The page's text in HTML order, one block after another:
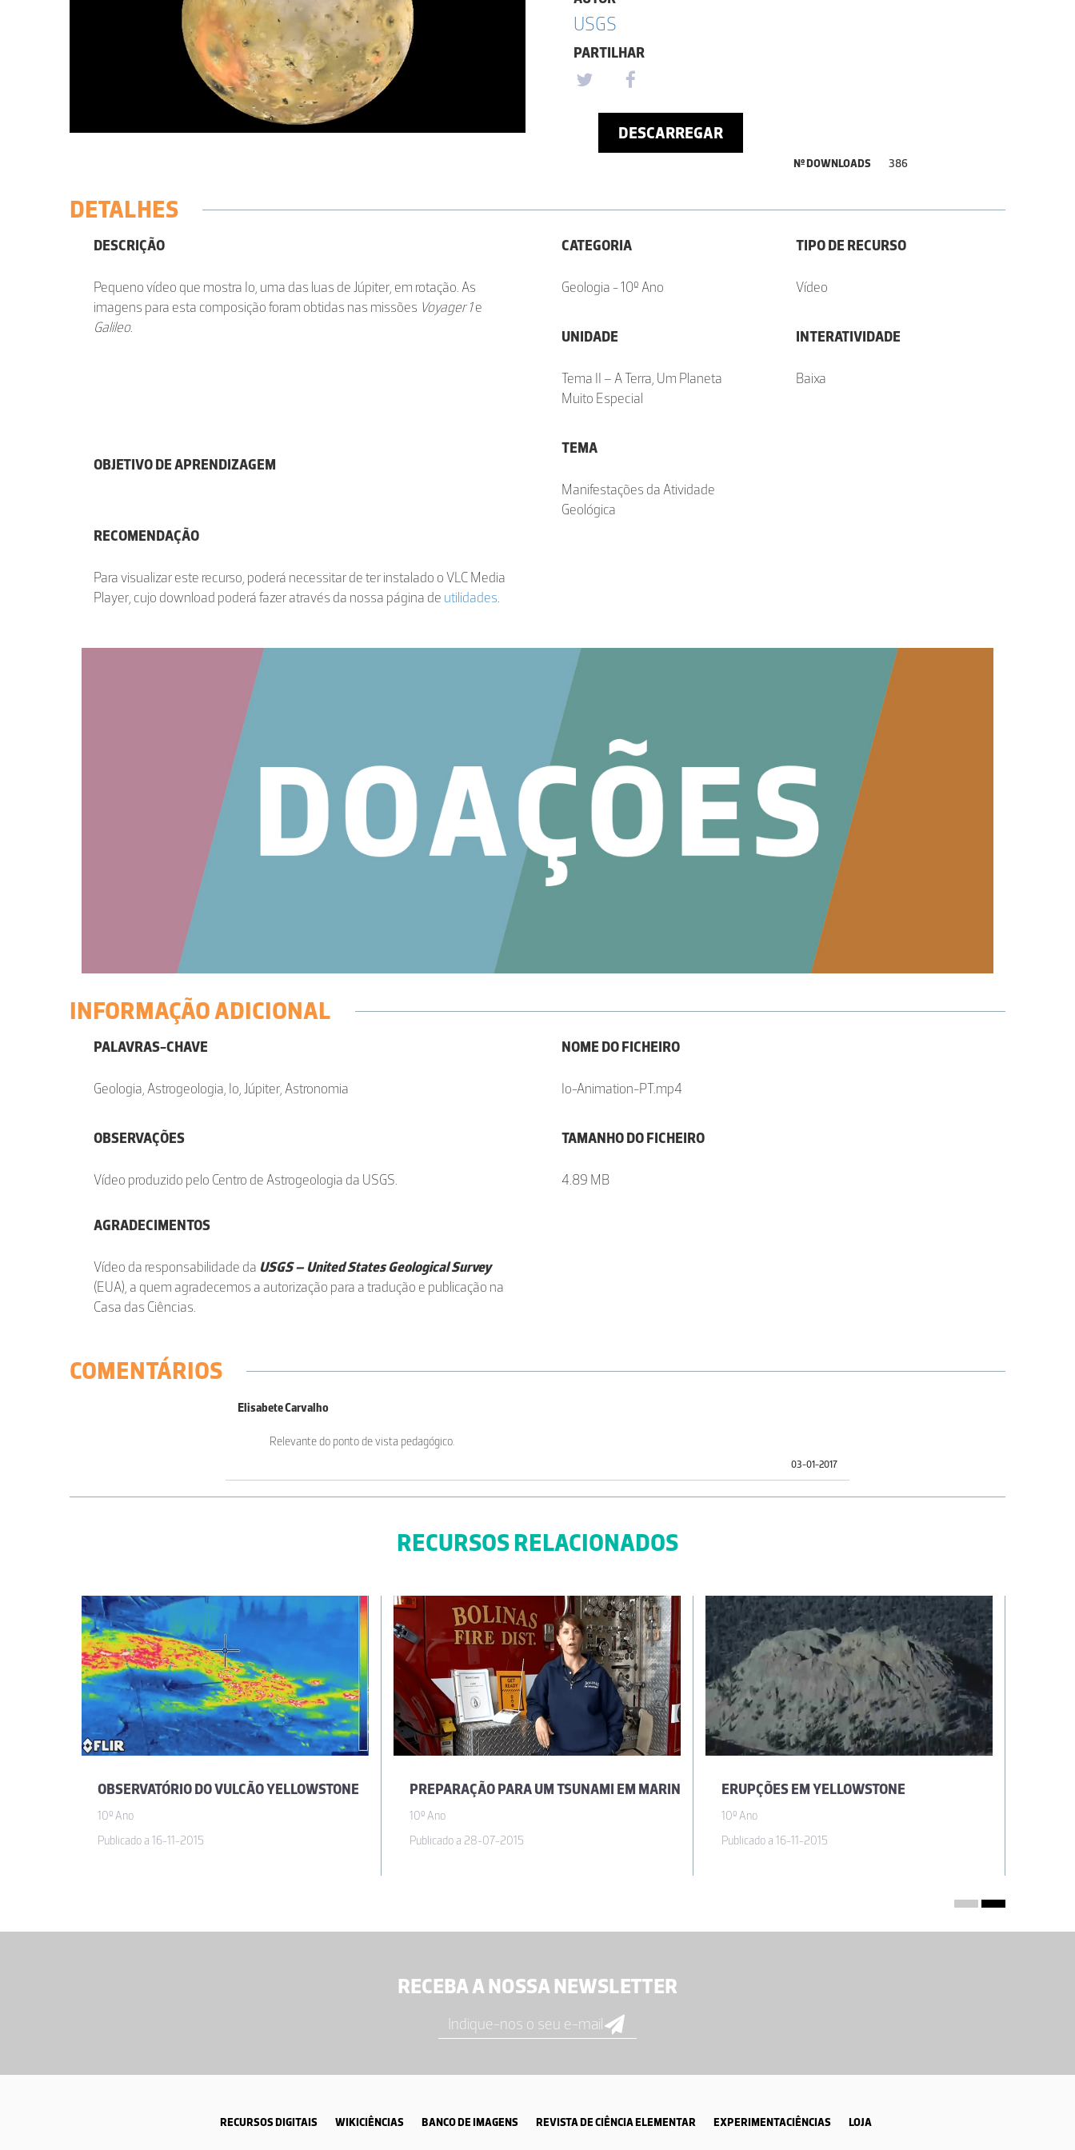
USGS
PARTILHAR
DESCARREGAR
Nº DOWNLOADS 386
DETALHES
DESCRIÇÃO
Pequeno vídeo que mostra Io, uma das luas de Júpiter, em rotação. As
imagens para esta composição foram obtidas nas missões Voyager 1e
Galileo.
OBJETIVO DE APRENDIZAGEM
RECOMENDAÇÃO
Para visualizar este recurso, poderá necessitar de ter instalado o VLC Media
Player, cujo download poderá fazer através da nossa página de utilidades.
CATEGORIA
Geologia - 10º Ano
UNIDADE
Tema II – A Terra, Um Planeta
Muito Especial
TEMA
Manifestações da Atividade
Geológica
TIPO DE RECURSO
Vídeo
INTERATIVIDADE
Baixa
INFORMAÇÃO ADICIONAL
PALAVRAS-CHAVE
Geologia, Astrogeologia, Io, Júpiter, Astronomia
OBSERVAÇÕES
Vídeo produzido pelo Centro de Astrogeologia da USGS.
AGRADECIMENTOS
Vídeo da responsabilidade da USGS – United States Geological Survey
(EUA), a quem agradecemos a autorização para a tradução e publicação na
Casa das Ciências.
NOME DO FICHEIRO
Io-Animation-PT.mp4
TAMANHO DO FICHEIRO
4.89 MB
COMENTÁRIOS
Elisabete Carvalho
Relevante do ponto de vista pedagógico.
03-01-2017
RECURSOS RELACIONADOS
OBSERVATÓRIO DO VULCÃO YELLOWSTONE
10º Ano
Publicado a 16-11-2015
PREPARAÇÃO PARA UM TSUNAMI EM MARIN
10º Ano
Publicado a 28-07-2015
ERUPÇÕES EM YELLOWSTONE
10º Ano
Publicado a 16-11-2015
RECEBA A NOSSA NEWSLETTER
RECURSOS DIGITAIS WIKICIÊNCIAS BANCO DE IMAGENS REVISTA DE CIÊNCIA ELEMENTAR EXPERIMENTACIÊNCIAS LOJA